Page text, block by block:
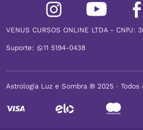
VENUS CURSOS ONLINE LTDA - CNPJ:
Suporte: 11 5194-0438
Astrologia Luz e Sombra ® 2025 ∙